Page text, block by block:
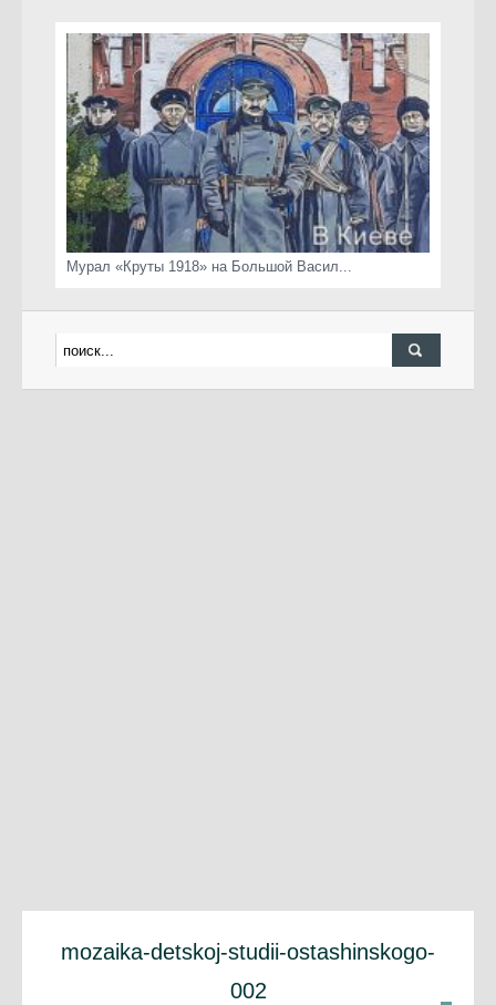
Мурал «Круты 1918» на Большой Васил...
mozaika-detskoj-studii-ostashinskogo-
002